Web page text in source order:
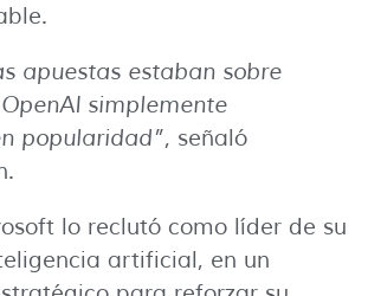
apuestas estaban sobre
simplemente
popularidad”, señaló
lo reclutó como líder de su
artificial, en un